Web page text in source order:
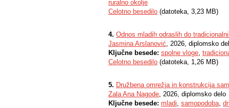
ruralno okolje
Celotno besedilo (datoteka, 3,23 MB)
4. Odnos mladih odraslih do
Jasmina Arslanović, 2026, diplomsko
Ključne besede: spolne vloge,
Celotno besedilo (datoteka, 1,26 MB)
5. Družbena omrežja in konstrukcija
Zala Ana Nagode, 2026, diplomsko delo
Ključne besede: mladi, samopodoba,